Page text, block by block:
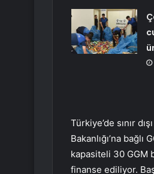
Türkiye’de sınır
Bakanlığı’na
kapasiteli 30 GGM
finanse ediliyor.